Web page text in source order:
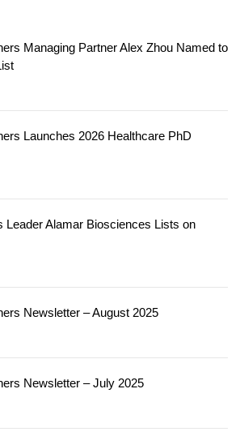
Managing Partner Alex Zhou Named to
Launches 2026 Healthcare PhD
Leader Alamar Biosciences Lists on
Newsletter – August 2025
Newsletter – July 2025